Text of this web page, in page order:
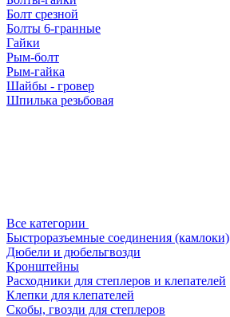
Болт срезной
Болты 6-гранные
Гайки
Рым-болт
Рым-гайка
Шайбы - гровер
Шпилька резьбовая
Все категории
Быстроразъемные соединения (камлоки)
Дюбели и дюбельгвозди
Кронштейны
Расходники для степлеров и клепателей
Клепки для клепателей
Скобы, гвозди для степлеров